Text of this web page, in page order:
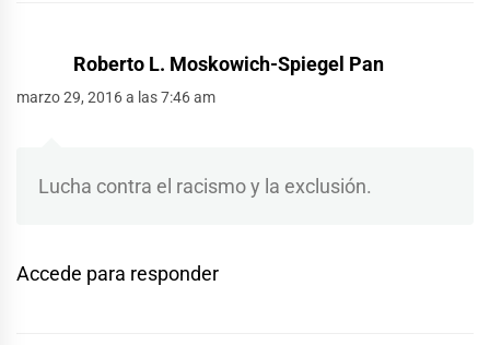
Roberto L. Moskowich-Spiegel Pan
marzo 29, 2016 a las 7:46 am
Lucha contra el racismo y la exclusión.
Accede para responder